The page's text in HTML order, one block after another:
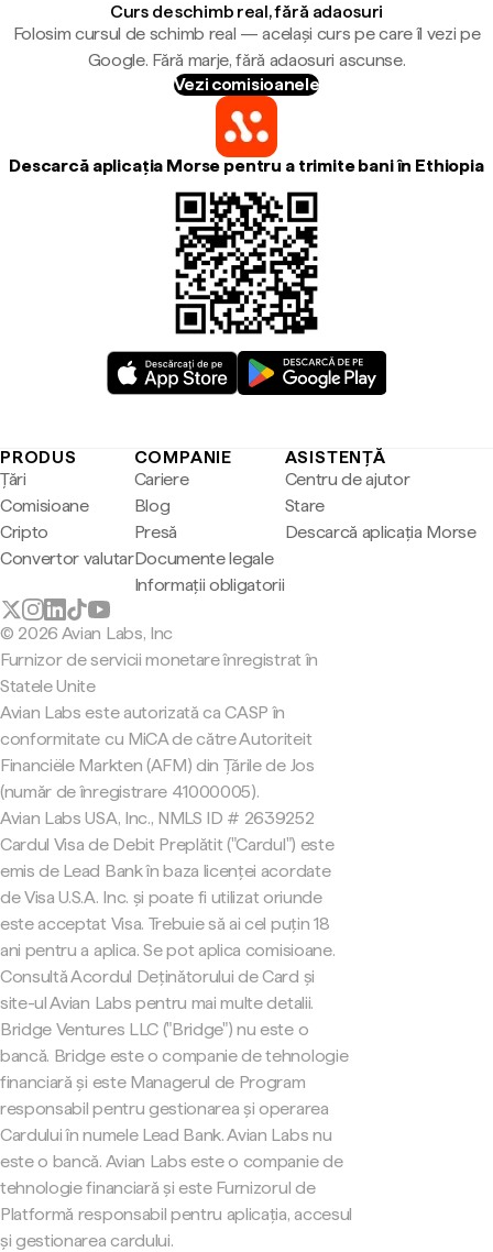
Curs de schimb real, fără adaosuri
Folosim cursul de schimb real — același curs pe care îl vezi pe
Google. Fără marje, fără adaosuri ascunse.
Vezi comisioanele
Descarcă aplicația Morse pentru a trimite bani în Ethiopia
PRODUS
Țări
Comisioane
Cripto
Convertor valutar
COMPANIE
Cariere
Blog
Presă
Documente legale
Informații obligatorii
ASISTENȚĂ
Centru de ajutor
Stare
Descarcă aplicația Morse
© 2026 Avian Labs, Inc
Furnizor de servicii monetare înregistrat în
Statele Unite
Avian Labs este autorizată ca CASP în
conformitate cu MiCA de către Autoriteit
Financiële Markten (AFM) din Țările de Jos
(număr de înregistrare 41000005).
Avian Labs USA, Inc., NMLS ID # 2639252
Cardul Visa de Debit Preplătit ("Cardul") este
emis de Lead Bank în baza licenței acordate
de Visa U.S.A. Inc. și poate fi utilizat oriunde
este acceptat Visa. Trebuie să ai cel puțin 18
ani pentru a aplica. Se pot aplica comisioane.
Consultă Acordul Deținătorului de Card și
site-ul Avian Labs pentru mai multe detalii.
Bridge Ventures LLC ("Bridge") nu este o
bancă. Bridge este o companie de tehnologie
financiară și este Managerul de Program
responsabil pentru gestionarea și operarea
Cardului în numele Lead Bank. Avian Labs nu
este o bancă. Avian Labs este o companie de
tehnologie financiară și este Furnizorul de
Platformă responsabil pentru aplicația, accesul
și gestionarea cardului.